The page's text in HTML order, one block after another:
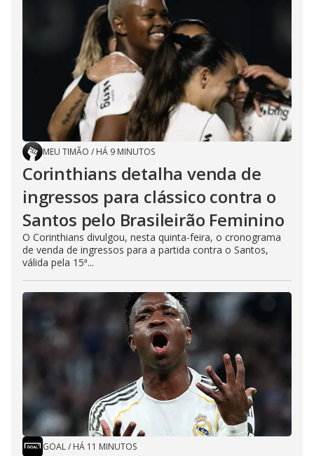
MEU TIMÃO / HÁ 9 MINUTOS
Corinthians detalha venda de
ingressos para clássico contra o
Santos pelo Brasileirão Feminino
O Corinthians divulgou, nesta quinta-feira, o cronograma
de venda de ingressos para a partida contra o Santos,
válida pela 15ª...
GOAL/ HÁ 11 MINUTOS